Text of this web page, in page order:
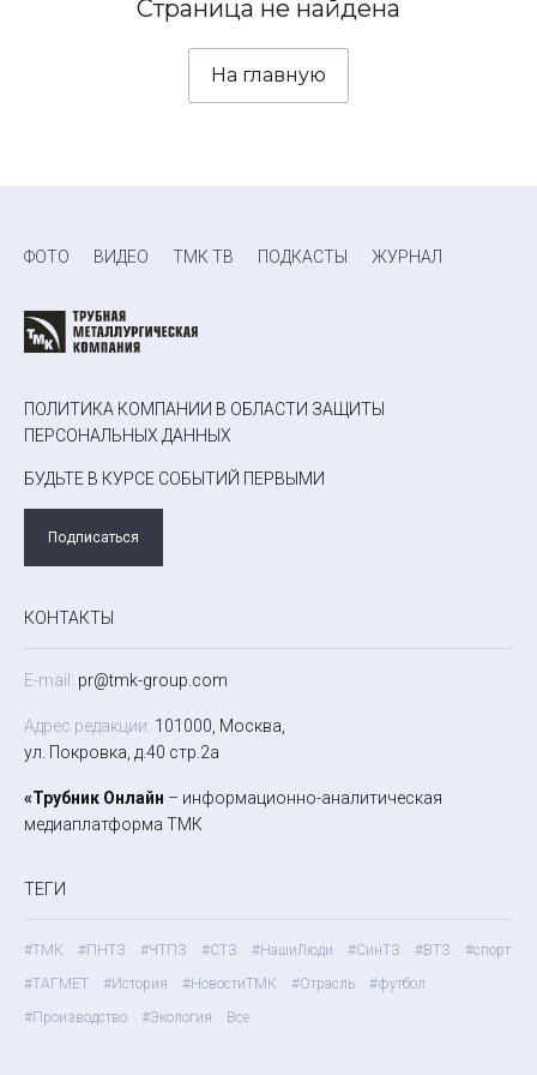
Страница не найдена
На главную
ФОТО ВИДЕО ТМК ТВ ПОДКАСТЫ ЖУРНАЛ
ПОЛИТИКА КОМПАНИИ В ОБЛАСТИ ЗАЩИТЫ
ПЕРСОНАЛЬНЫХ ДАННЫХ
БУДЬТЕ В КУРСЕ СОБЫТИЙ ПЕРВЫМИ
Подписаться
КОНТАКТЫ
E-mail: pr@tmk-group.com
Адрес редакции: 101000, Москва,
ул. Покровка, д.40 стр.2а
«Трубник Онлайн – информационно-аналитическая
медиаплатформа ТМК
ТЕГИ
#ТМК #ПНТЗ #ЧТПЗ #СТЗ #НашиЛюди #СинТЗ #ВТЗ
#спорт
#ТАГМЕТ
#История #НовостиТМК #Отрасль
#футбол
#Производство
#Экология Все